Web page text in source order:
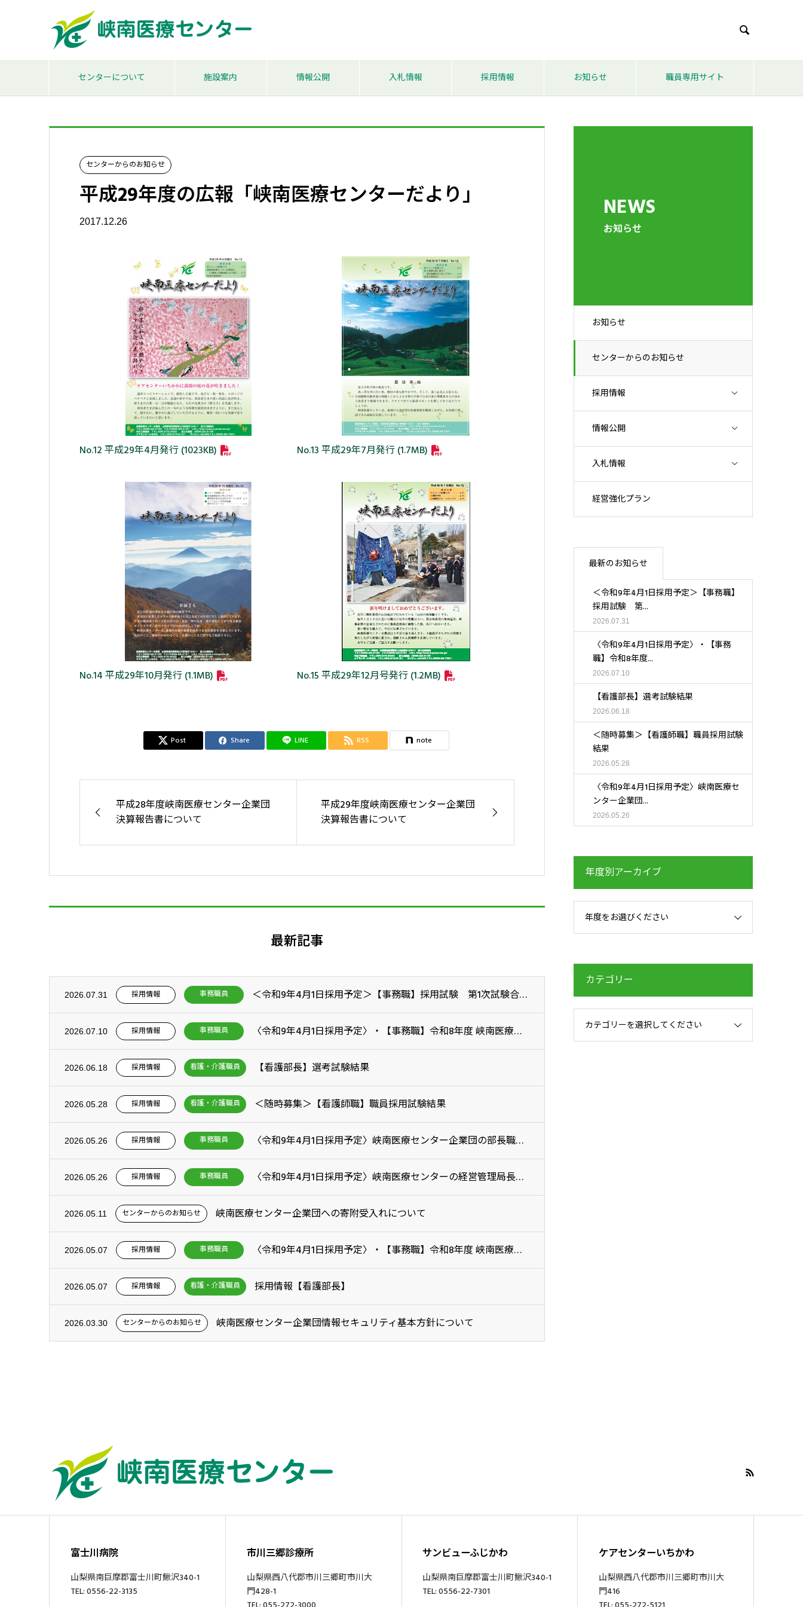

センターについて 施設案内 情報公開 入札情報 採用情報 お知らせ 職員専用サイト
NEWS
お知らせ
お知らせ
センターからのお知らせ
採用情報
情報公開
入札情報
経営強化プラン
センターからのお知らせ
平成29年度の広報「峡南医療センターだより」
2017.12.26
No.12 平成29年4月発行 (1023KB) No.13 平成29年7月発行 (1.7MB)
No.14 平成29年10月発行 (1.1MB) No.15 平成29年12月号発行 (1.2MB)
Post Share LINE RSS note
平成28年度峡南医療センター企業団
決算報告書について
平成29年度峡南医療センター企業団
決算報告書について
最新記事
2026.07.31 採用情報 事務職員 ＜令和9年4月1日採用予定＞【事務職】採用試験 第1次試験合格者について
2026.07.10 採用情報 事務職員 〈令和9年4月1日採用予定〉・【事務職】令和8年度 峡南医療センター企業団職員採用試験
2026.06.18 採用情報 看護・介護職員 【看護部長】選考試験結果
2026.05.28 採用情報 看護・介護職員 ＜随時募集＞【看護師職】職員採用試験結果
2026.05.26 採用情報 事務職員 〈令和9年4月1日採用予定〉峡南医療センター企業団の部長職の公募について
2026.05.26 採用情報 事務職員 〈令和9年4月1日採用予定〉峡南医療センターの経営管理局長の公募について
2026.05.11 センターからのお知らせ 峡南医療センター企業団への寄附受入れについて
2026.05.07 採用情報 事務職員 〈令和9年4月1日採用予定〉・【事務職】令和8年度 峡南医療センター企業団職員採用試験
2026.05.07 採用情報 看護・介護職員 採用情報【看護部長】
2026.03.30 センターからのお知らせ 峡南医療センター企業団情報セキュリティ基本方針について
最新のお知らせ
＜令和9年4月1日採用予定＞【事務職】
採用試験 第...
2026.07.31
〈令和9年4月1日採用予定〉・【事務
職】令和8年度...
2026.07.10
【看護部長】選考試験結果
2026.06.18
＜随時募集＞【看護師職】職員採用試験
結果
2026.05.28
〈令和9年4月1日採用予定〉峡南医療セ
ンター企業団...
2026.05.26
年度別アーカイブ
年度をお選びください
カテゴリー
カテゴリーを選択してください
富士川病院
山梨県南巨摩郡富士川町鰍沢340-1
TEL: 0556-22-3135
市川三郷診療所
山梨県西八代郡市川三郷町市川大
門428-1
サンビューふじかわ
山梨県南巨摩郡富士川町鰍沢340-1
TEL: 0556-22-7301
ケアセンターいちかわ
山梨県西八代郡市川三郷町市川大
門416